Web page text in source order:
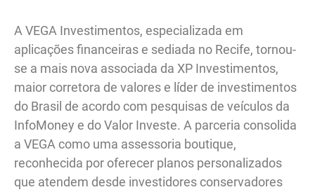
A VEGA Investimentos, especializada em
aplicações financeiras e sediada no Recife, tornou-
se a mais nova associada da XP Investimentos,
maior corretora de valores e líder de investimentos
do Brasil de acordo com pesquisas de veículos da
InfoMoney e do Valor Investe. A parceria consolida
a VEGA como uma assessoria boutique,
reconhecida por oferecer planos personalizados
que atendem desde investidores conservadores